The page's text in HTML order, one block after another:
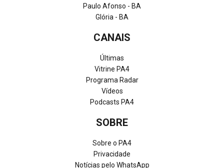
Paulo Afonso - BA
Glória - BA
CANAIS
Últimas
Vitrine PA4
Programa Radar
Vídeos
Podcasts PA4
SOBRE
Sobre o PA4
Privacidade
Notícias pelo WhatsApp